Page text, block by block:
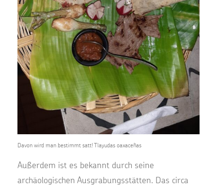
Davon wird man bestimmt satt! Tlayudas oaxaceñas
Außerdem ist es bekannt durch seine
archäologischen Ausgrabungsstätten. Das circa